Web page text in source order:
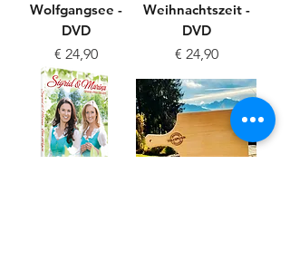
Wolfgangsee -
DVD
Preis
€ 24,90
Weihnachtszeit -
DVD
Preis
€ 24,90